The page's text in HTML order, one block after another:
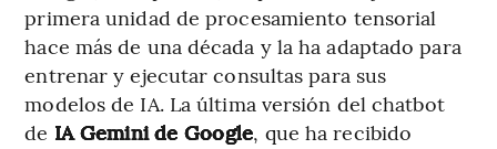
primera unidad de procesamiento tensorial
hace más de una década y la ha adaptado para
entrenar y ejecutar consultas para sus
modelos de IA. La última versión del chatbot
de IA Gemini de Google, que ha recibido